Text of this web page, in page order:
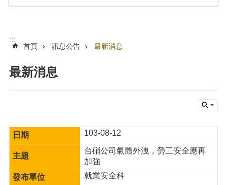
公
識
動
局
訊
錄
業
務
資
:::
首頁 訊息公告 最新消息
最新消息
103-08-12
台硝公司氣體外洩，勞工安全應再
加強
就業安全科